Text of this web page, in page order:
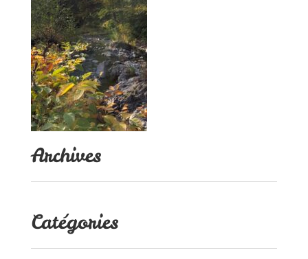
Archives
Catégories